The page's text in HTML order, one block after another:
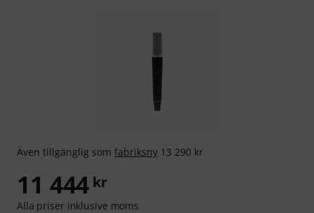
Även tillgänglig som fabriksny 13 290 kr
11 444 kr
Alla priser inklusive moms